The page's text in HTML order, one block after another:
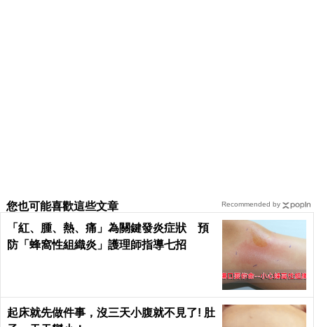
您也可能喜歡這些文章
「紅、腫、熱、痛」為關鍵發炎症狀 預
防「蜂窩性組織炎」護理師指導七招
起床就先做件事，沒三天小腹就不見了! 肚
Recommended by